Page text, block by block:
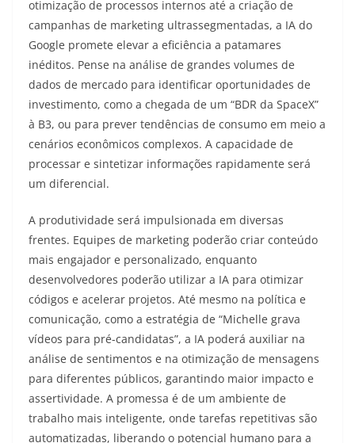
otimização de processos internos até a criação de
campanhas de marketing ultrassegmentadas, a IA do
Google promete elevar a eficiência a patamares
inéditos. Pense na análise de grandes volumes de
dados de mercado para identificar oportunidades de
investimento, como a chegada de um “BDR da SpaceX”
à B3, ou para prever tendências de consumo em meio a
cenários econômicos complexos. A capacidade de
processar e sintetizar informações rapidamente será
um diferencial.
A produtividade será impulsionada em diversas
frentes. Equipes de marketing poderão criar conteúdo
mais engajador e personalizado, enquanto
desenvolvedores poderão utilizar a IA para otimizar
códigos e acelerar projetos. Até mesmo na política e
comunicação, como a estratégia de “Michelle grava
vídeos para pré-candidatas”, a IA poderá auxiliar na
análise de sentimentos e na otimização de mensagens
para diferentes públicos, garantindo maior impacto e
assertividade. A promessa é de um ambiente de
trabalho mais inteligente, onde tarefas repetitivas são
automatizadas, liberando o potencial humano para a